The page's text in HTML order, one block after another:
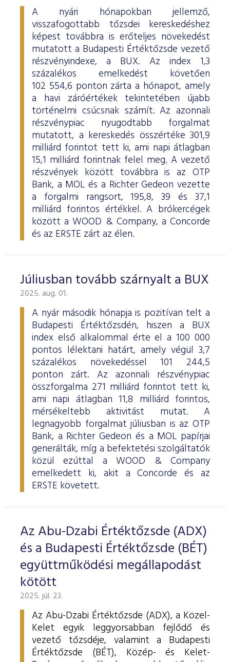
A nyári hónapokban jellemző,
visszafogottabb tőzsdei kereskedéshez
képest továbbra is erőteljes növekedést
mutatott a Budapesti Értéktőzsde vezető
részvényindexe, a BUX. Az index 1,3
százalékos emelkedést követően
102 554,6 ponton zárta a hónapot, amely
a havi záróértékek tekintetében újabb
történelmi csúcsnak számít. Az azonnali
részvénypiac nyugodtabb forgalmat
mutatott, a kereskedés összértéke 301,9
milliárd forintot tett ki, ami napi átlagban
15,1 milliárd forintnak felel meg. A vezető
részvények között továbbra is az OTP
Bank, a MOL és a Richter Gedeon vezette
a forgalmi rangsort, 195,8, 39 és 37,1
milliárd forintos értékkel. A brókercégek
között a WOOD & Company, a Concorde
és az ERSTE zárt az élen.
Júliusban tovább szárnyalt a BUX
2025. aug. 01.
A nyár második hónapja is pozitívan telt a
Budapesti Értéktőzsdén, hiszen a BUX
index első alkalommal érte el a 100 000
pontos lélektani határt, amely végül 3,7
százalékos növekedéssel 101 244,5
ponton zárt. Az azonnali részvénypiac
összforgalma 271 milliárd forintot tett ki,
ami napi átlagban 11,8 milliárd forintos,
mérsékeltebb aktivitást mutat. A
legnagyobb forgalmat júliusban is az OTP
Bank, a Richter Gedeon és a MOL papírjai
generálták, míg a befektetési szolgáltatók
közül ezúttal a WOOD & Company
emelkedett ki, akit a Concorde és az
ERSTE követett.
Az Abu-Dzabi Értéktőzsde (ADX)
és a Budapesti Értéktőzsde (BÉT)
együttműködési megállapodást
kötött
2025. júl. 23.
Az Abu-Dzabi Értéktőzsde (ADX), a Közel-
Kelet egyik leggyorsabban fejlődő és
vezető tőzsdéje, valamint a Budapesti
Értéktőzsde (BÉT), Közép- és Kelet-